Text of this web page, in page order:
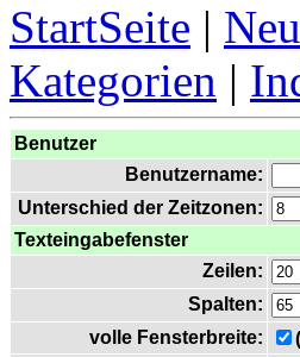
StartSeite |
Kategorien |
Benutzer
Benutzername:
Unterschied der Zeitzonen:
Texteingabefenster
Zeilen:
Spalten:
volle Fensterbreite: